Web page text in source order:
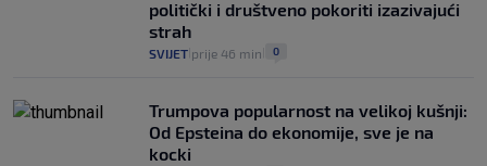
politički i društveno pokoriti izazivajući
strah
SVIJET prije 46 min 0
Trumpova popularnost na velikoj kušnji:
Od Epsteina do ekonomije, sve je na
kocki